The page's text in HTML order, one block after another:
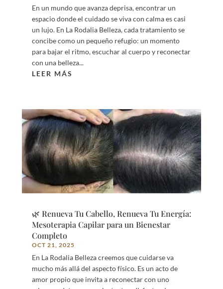
En un mundo que avanza deprisa, encontrar un
espacio donde el cuidado se viva con calma es casi
un lujo. En La Rodalia Belleza, cada tratamiento se
concibe como un pequeño refugio: un momento
para bajar el ritmo, escuchar al cuerpo y reconectar
con una belleza...
LEER MÁS
🌿 Renueva Tu Cabello, Renueva Tu Energía:
Mesoterapia Capilar para un Bienestar
Completo
OCT 21, 2025
En La Rodalia Belleza creemos que cuidarse va
mucho más allá del aspecto físico. Es un acto de
amor propio que invita a reconectar con uno